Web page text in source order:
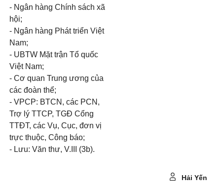
- Ngân hàng Chính sách xã
hội;
- Ngân hàng Phát triển Việt
Nam;
- UBTW Mặt trận Tổ quốc
Việt Nam;
- Cơ quan Trung ương của
các đoàn thể;
- VPCP: BTCN, các PCN,
Trợ lý TTCP, TGĐ Cổng
TTĐT, các Vụ, Cục, đơn vị
trực thuộc, Công báo;
- Lưu: Văn thư, V.III (3b).
Hải Yến